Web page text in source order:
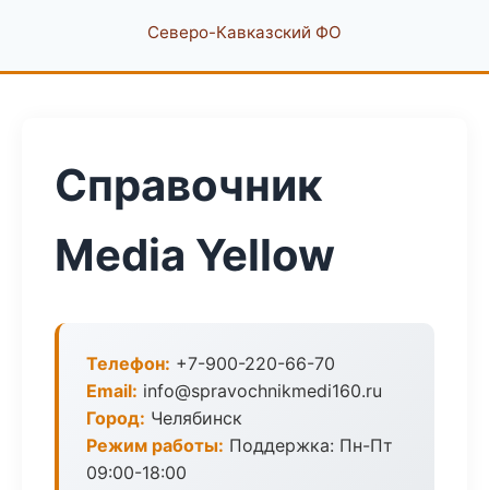
Северо-Кавказский ФО
Справочник
Media Yellow
Телефон: +7-900-220-66-70
Email: info@spravochnikmedi160.ru
Город: Челябинск
Режим работы: Поддержка: Пн-Пт
09:00-18:00